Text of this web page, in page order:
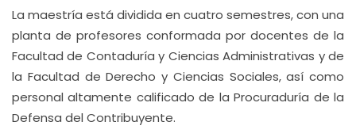
La maestría está dividida en cuatro semestres, con una
planta de profesores conformada por docentes de la
Facultad de Contaduría y Ciencias Administrativas y de
la Facultad de Derecho y Ciencias Sociales, así como
personal altamente calificado de la Procuraduría de la
Defensa del Contribuyente.